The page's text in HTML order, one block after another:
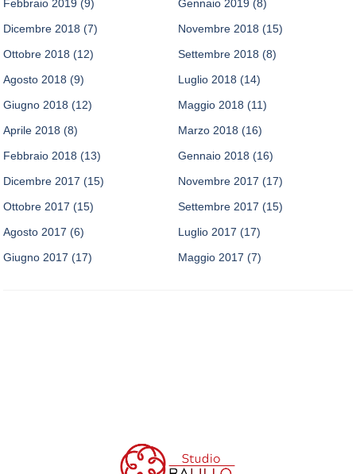
Febbraio 2019 (9) Gennaio 2019 (8)
Dicembre 2018 (7) Novembre 2018 (15)
Ottobre 2018 (12) Settembre 2018 (8)
Agosto 2018 (9) Luglio 2018 (14)
Giugno 2018 (12) Maggio 2018 (11)
Aprile 2018 (8) Marzo 2018 (16)
Febbraio 2018 (13) Gennaio 2018 (16)
Dicembre 2017 (15) Novembre 2017 (17)
Ottobre 2017 (15) Settembre 2017 (15)
Agosto 2017 (6) Luglio 2017 (17)
Giugno 2017 (17) Maggio 2017 (7)